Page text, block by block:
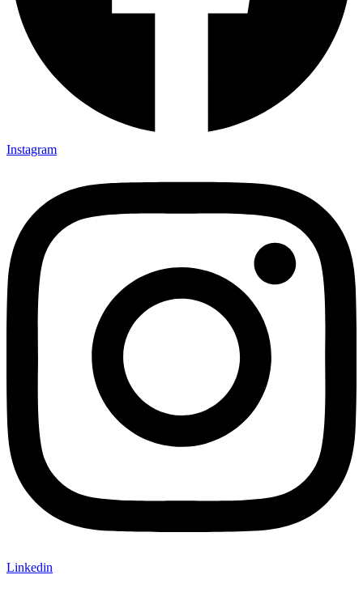
Instagram
Linkedin